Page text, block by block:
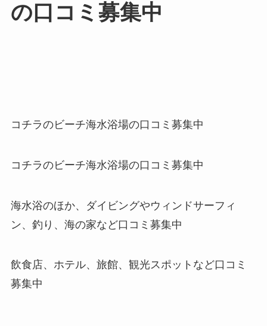
の口コミ募集中
コチラのビーチ海水浴場の口コミ募集中
コチラのビーチ海水浴場の口コミ募集中
海水浴のほか、ダイビングやウィンドサーフィ
ン、釣り、海の家など口コミ募集中
飲食店、ホテル、旅館、観光スポットなど口コミ
募集中